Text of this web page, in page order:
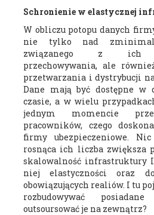
Schronienie w elastycznej
W obliczu potopu danych
nie tylko nad
związanego z ich
przechowywania, ale
przetwarzania i dystrybucji
Dane mają być dostępne w
czasie, a w wielu
jednym momencie
pracowników, czego
firmy ubezpieczeniowe.
rosnąca ich liczba zwiększa
skalowalność infrastruktury
niej elastyczności oraz
obowiązujących realiów. I tu
rozbudowywać
outsoursować je na zewnątrz?